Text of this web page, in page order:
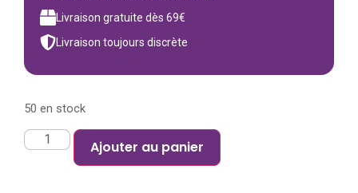
Livraison gratuite dès 69€
Livraison toujours discrète
50 en stock
Ajouter au panier